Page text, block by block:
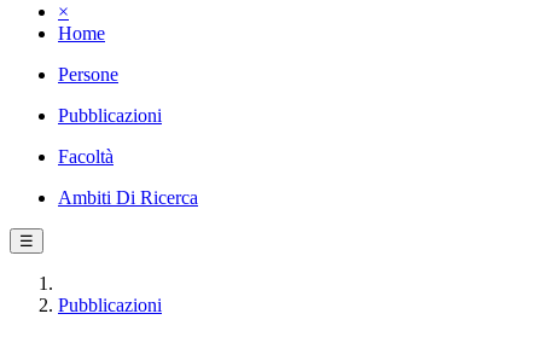
×
Home
Persone
Pubblicazioni
Facoltà
Ambiti Di Ricerca
☰
Pubblicazioni